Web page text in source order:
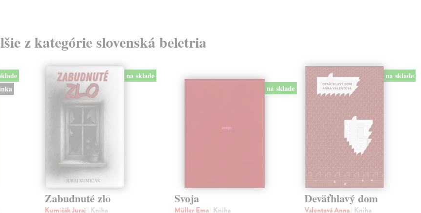
z kategórie slovenská beletria
na sklade
Zabudnuté zlo
Kumičák Juraj | Kniha
na sklade
Svoja
Müller Ema| Kniha
na sklade
Deväťhlavý dom
Valentová Anna| Kniha